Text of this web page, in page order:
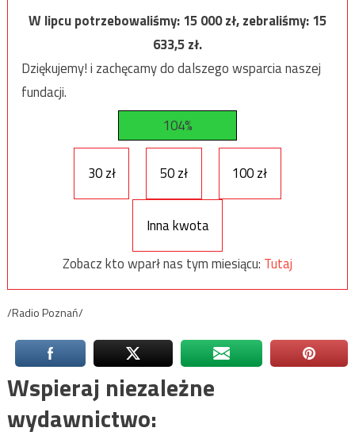
W lipcu potrzebowaliśmy:15 000zł, zebraliśmy:15
633,5zł.
Dziękujemy! i zachęcamy do dalszego wsparcia naszej
fundacji.
104%
30 zł 50 zł 100 zł
Inna kwota
Zobacz kto wparł nas tym miesiącu: Tutaj
/Radio Poznań/
Wspieraj niezależne
wydawnictwo: